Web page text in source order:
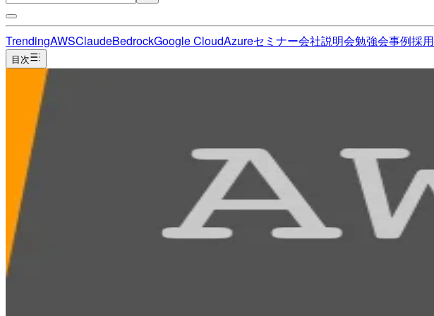
TrendingAWSClaudeBedrockGoogle CloudAzureセミナー会社説明会勉強会事例採用
目次